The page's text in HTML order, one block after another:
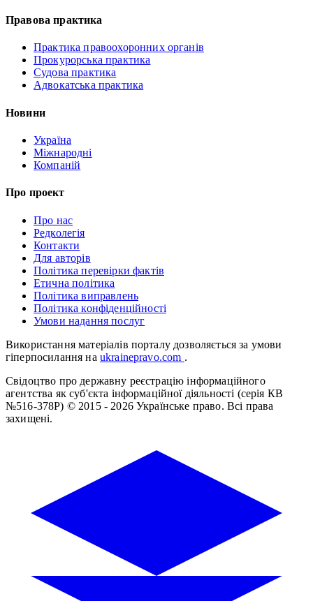
Правова практика
Практика правоохоронних органів
Прокурорська практика
Судова практика
Адвокатська практика
Новини
Україна
Міжнародні
Компаній
Про проект
Про нас
Редколегія
Контакти
Для авторів
Політика перевірки фактів
Етична політика
Політика виправлень
Політика конфіденційності
Умови надання послуг
Використання матеріалів порталу дозволяється за умови
гіперпосилання на ukrainepravo.com .
Свідоцтво про державну реєстрацію інформаційного
агентства як суб'єкта інформаційної діяльності (серія КВ
№516-378Р) © 2015 - 2026 Українське право. Всі права
захищені.